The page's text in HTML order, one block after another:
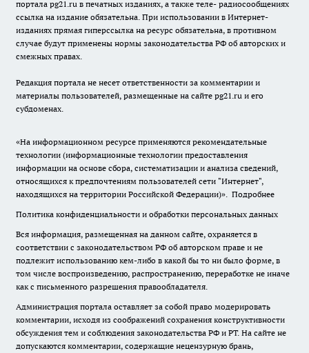
портала pg21.ru в печатных изданиях, а также теле- радиосообщениях
ссылка на издание обязательна. При использовании в Интернет-
изданиях прямая гиперссылка на ресурс обязательна, в противном
случае будут применены нормы законодательства РФ об авторских и
смежных правах.
Редакция портала не несет ответственности за комментарии и
материалы пользователей, размещенные на сайте pg21.ru и его
субдоменах.
«На информационном ресурсе применяются рекомендательные
технологии (информационные технологии предоставления
информации на основе сбора, систематизации и анализа сведений,
относящихся к предпочтениям пользователей сети "Интернет",
находящихся на территории Российской Федерации)». Подробнее
Политика конфиденциальности и обработки персональных данных
Вся информация, размещенная на данном сайте, охраняется в
соответствии с законодательством РФ об авторском праве и не
подлежит использованию кем-либо в какой бы то ни было форме, в
том числе воспроизведению, распространению, переработке не иначе
как с письменного разрешения правообладателя.
Администрация портала оставляет за собой право модерировать
комментарии, исходя из соображений сохранения конструктивности
обсуждения тем и соблюдения законодательства РФ и РТ. На сайте не
допускаются комментарии, содержащие нецензурную брань,